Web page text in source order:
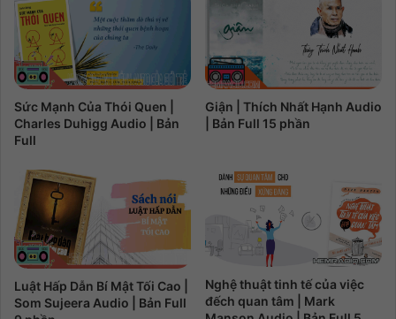
Sức Mạnh Của Thói Quen |
Charles Duhigg Audio | Bản
Full
Giận | Thích Nhất Hạnh Audio
| Bản Full 15 phần
Luật Hấp Dẫn Bí Mật Tối Cao |
Som Sujeera Audio | Bản Full
Nghệ thuật tinh tế của việc
đếch quan tâm | Mark